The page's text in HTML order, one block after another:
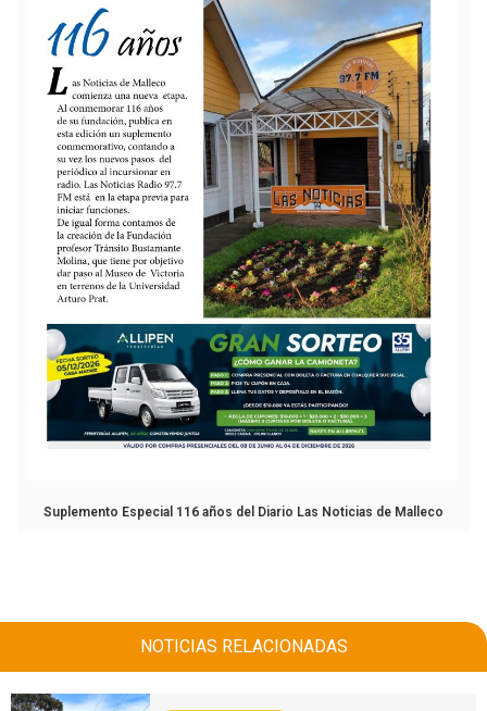
Suplemento Especial 116 años del Diario Las Noticias de Malleco
NOTICIAS RELACIONADAS